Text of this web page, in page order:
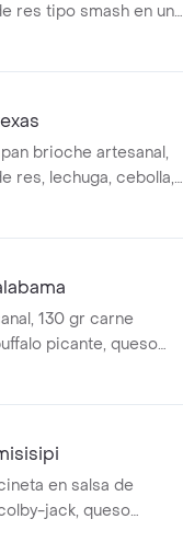
res tipo smash en una
queso colby-jack y
brioche artesanal,
res, lechuga, cebolla,
de la casa,
130 gr carne
picante, queso
aros de cebolla
en salsa de
jack, queso
con relish de